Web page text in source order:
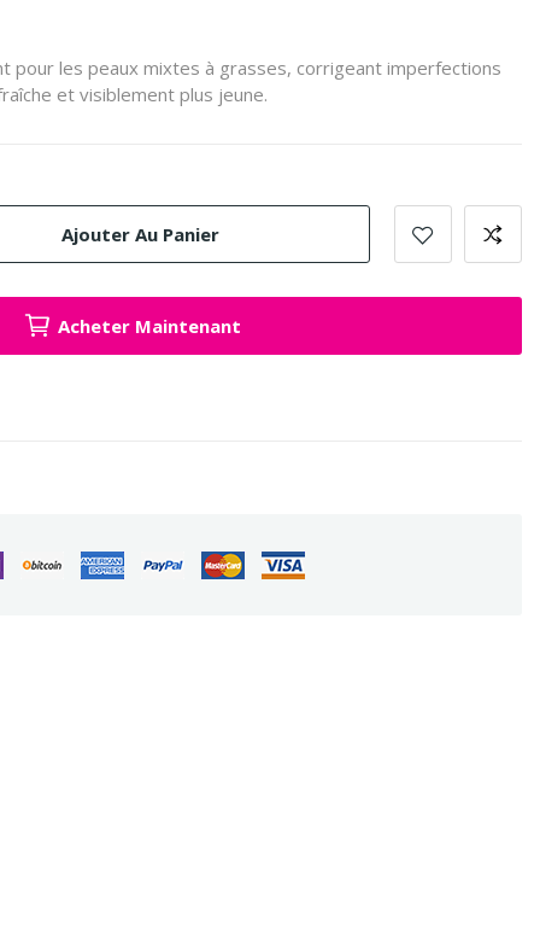
pour les peaux mixtes à grasses, corrigeant imperfections
et visiblement plus jeune.
Ajouter Au Panier
Acheter Maintenant